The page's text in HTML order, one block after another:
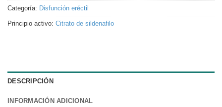
Categoría: Disfunción eréctil
Principio activo: Citrato de sildenafilo
DESCRIPCIÓN
INFORMACIÓN ADICIONAL